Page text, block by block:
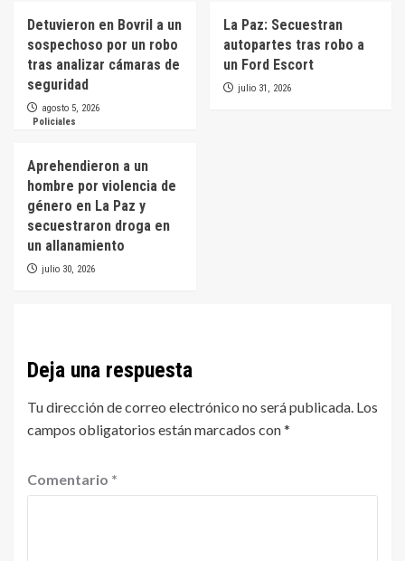
Detuvieron en Bovril a un
sospechoso por un robo
tras analizar cámaras de
seguridad
agosto 5, 2026
La Paz: Secuestran
autopartes tras robo a
un Ford Escort
julio 31, 2026
Policiales
Aprehendieron a un
hombre por violencia de
género en La Paz y
secuestraron droga en
un allanamiento
julio 30, 2026
Deja una respuesta
Tu dirección de correo electrónico no será publicada. Los
campos obligatorios están marcados con*
Comentario *